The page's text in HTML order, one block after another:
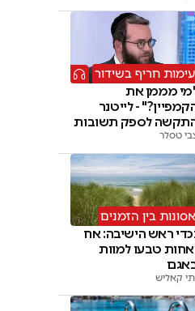
עימות חריף בשידור
מממן את
- לייטנר
לספק תשובות
טסלר
אסונות בין הזמנים
ראש הישיבה: אח
טבעו למוות
קאליש